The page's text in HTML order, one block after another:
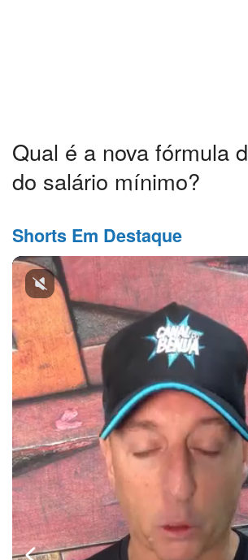
Qual é a nova fórmula
do salário mínimo?
Shorts Em Destaque